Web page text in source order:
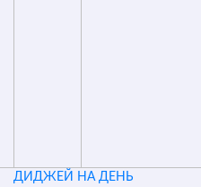
ДИДЖЕЙ НА ДЕНЬ